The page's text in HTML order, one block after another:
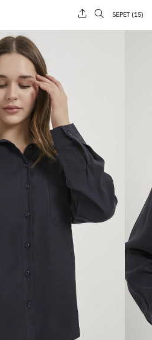
SEPET (15)